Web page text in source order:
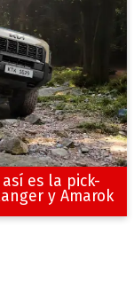
es la pick-
y Amarok